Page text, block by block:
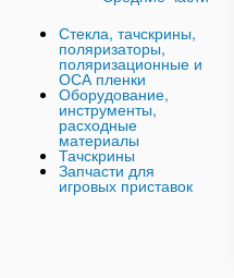
Стекла, тачскрины,
поляризаторы,
поляризационные и
ОСА пленки
Оборудование,
инструменты,
расходные
материалы
Тачскрины
Запчасти для
игровых приставок